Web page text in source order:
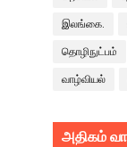
இலங்கை.
தொழிநுட்பம்
வாழ்வியல்
அதிகம்